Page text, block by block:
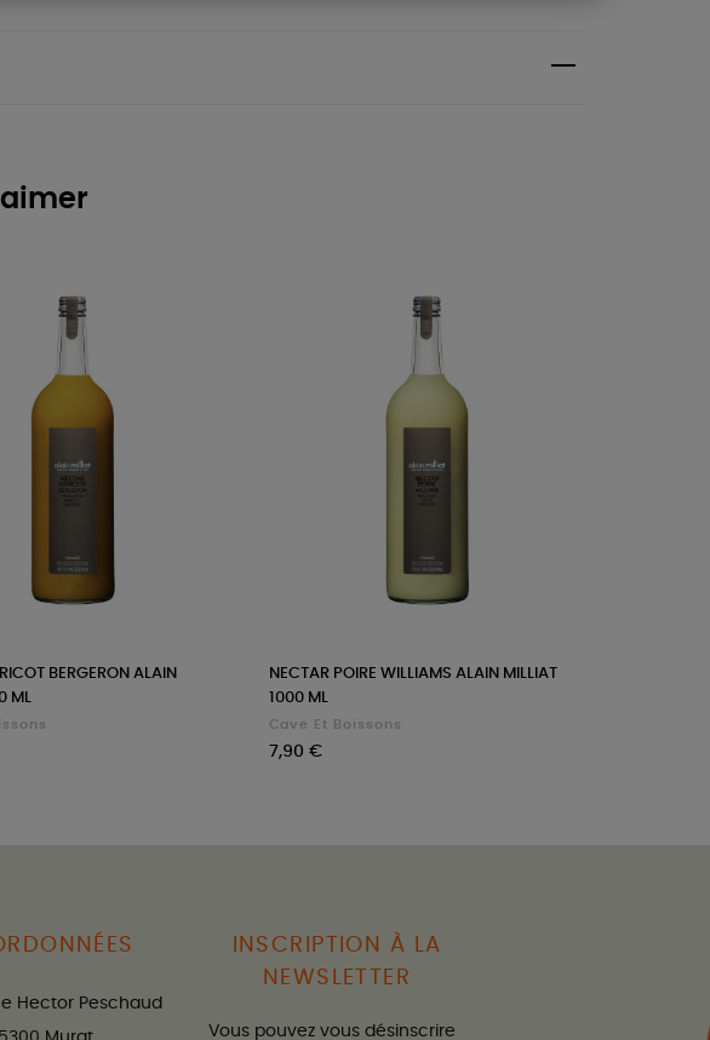
BERGERON ALAIN
ML
NECTAR POIRE WILLIAMS ALAIN MILLIAT
1000 ML
Cave Et Boissons
Prix
7,90 €
Hector Peschaud
INSCRIPTION À LA
NEWSLETTER
Vous pouvez vous désinscrire